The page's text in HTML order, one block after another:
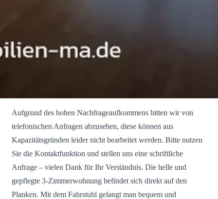
Aufgrund des hohen Nachfrageaufkommens bitten wir von
telefonischen Anfragen abzusehen, diese können aus
Kapazitätsgründen leider nicht bearbeitet werden. Bitte nutzen
Sie die Kontaktfunktion und stellen uns eine schriftliche
Anfrage – vielen Dank für Ihr Verständnis. Die helle und
gepflegte 3-Zimmerwohnung befindet sich direkt auf den
Planken. Mit dem Fahrstuhl gelangt man bequem und